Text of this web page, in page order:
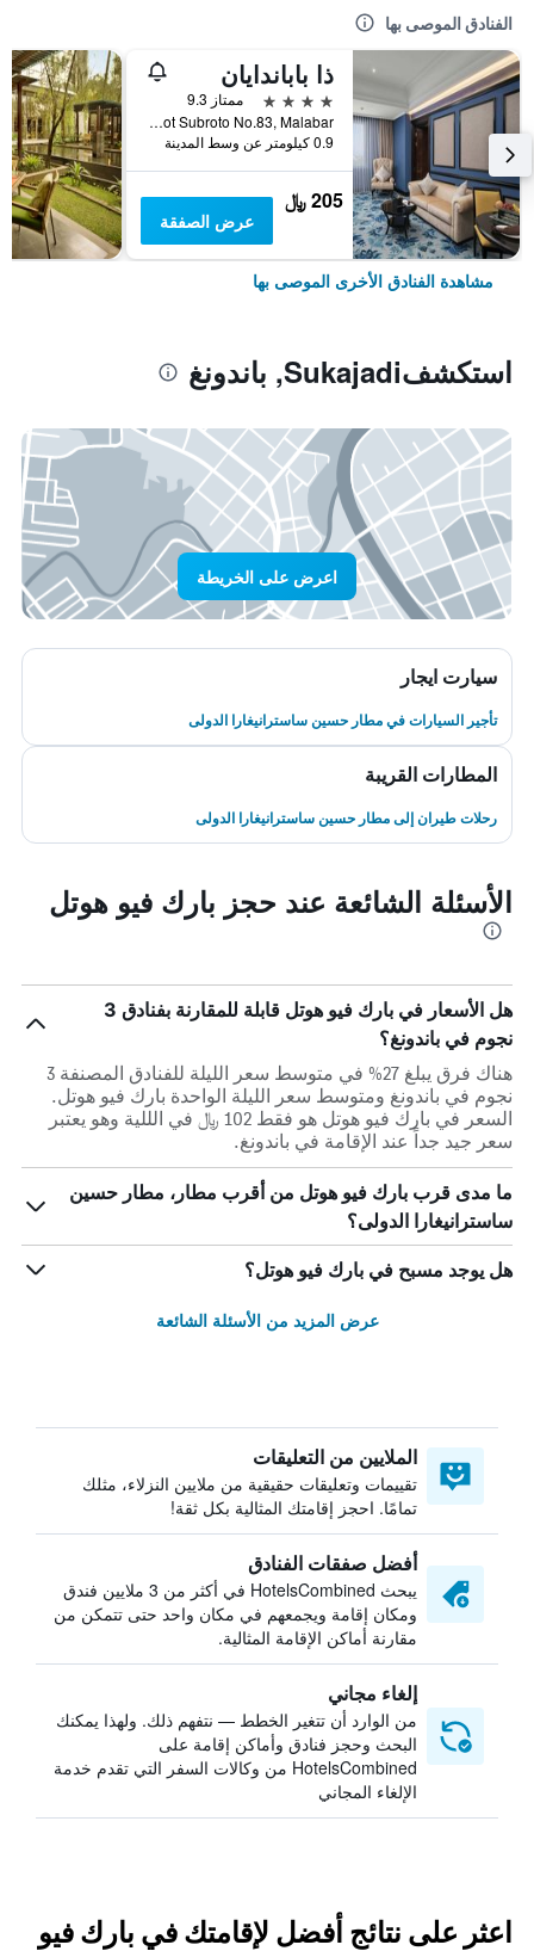
الفنادق الموصى بها
ذا باباندايان
4 نجوم
ممتاز 9.3
Jl. Jendral Gatot Subroto No.83, Malabar, باندونغ, إندونيسيا
0.9 كيلومتر عن وسط المدينة
205 ﷼
عرض الصفقة
مشاهدة الفنادق الأخرى الموصى بها
استكشفSukajadi, باندونغ
اعرض على الخريطة
سيارت ايجار
تأجير السيارات في مطار حسين ساسترانيغارا الدولى
المطارات القريبة
رحلات طيران إلى مطار حسين ساسترانيغارا الدولى
الأسئلة الشائعة عند حجز بارك فيو هوتل
هل الأسعار في بارك فيو هوتل قابلة للمقارنة بفنادق 3
نجوم في باندونغ؟
هناك فرق يبلغ 27% في متوسط ​​سعر الليلة للفنادق المصنفة 3
نجوم في باندونغ ومتوسط ​​سعر الليلة الواحدة بارك فيو هوتل.
السعر في بارك فيو هوتل هو فقط 102 ﷼ في الللية وهو يعتبر
سعر جيد جداً عند الإقامة في باندونغ.
ما مدى قرب بارك فيو هوتل من أقرب مطار، مطار حسين
ساسترانيغارا الدولى؟
هل يوجد مسبح في بارك فيو هوتل؟
عرض المزيد من الأسئلة الشائعة
الملايين من التعليقات
تقييمات وتعليقات حقيقية من ملايين النزلاء، مثلك
تمامًا. احجز إقامتك المثالية بكل ثقة!
أفضل صفقات الفنادق
يبحث HotelsCombined في أكثر من 3 ملايين فندق
ومكان إقامة ويجمعهم في مكان واحد حتى تتمكن من
مقارنة أماكن الإقامة المثالية.
إلغاء مجاني
من الوارد أن تتغير الخطط — نتفهم ذلك. ولهذا يمكنك
البحث وحجز فنادق وأماكن إقامة على
HotelsCombined من وكالات السفر التي تقدم خدمة
الإلغاء المجاني
اعثر على نتائج أفضل لإقامتك في بارك فيو